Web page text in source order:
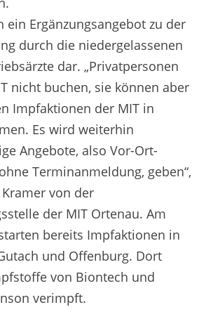
ein Ergänzungsangebot zu der
durch die niedergelassenen
dar. „Privatpersonen
nicht buchen, sie können aber
Impfaktionen der MIT in
Es wird weiterhin
Angebote, also Vor-Ort-
Terminanmeldung, geben“,
von der
der MIT Ortenau. Am
bereits Impfaktionen in
und Offenburg. Dort
von Biontech und
verimpft.